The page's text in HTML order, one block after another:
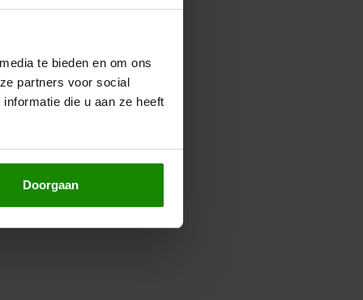
te bieden en om ons
partners voor social
die u aan ze heeft
Doorgaan